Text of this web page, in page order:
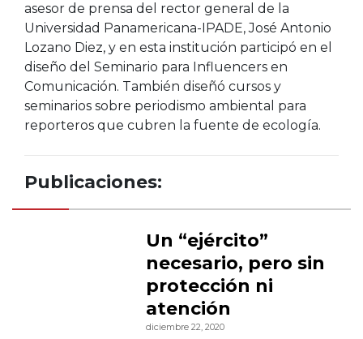
asesor de prensa del rector general de la
Universidad Panamericana-IPADE, José Antonio
Lozano Diez, y en esta institución participó en el
diseño del Seminario para Influencers en
Comunicación. También diseñó cursos y
seminarios sobre periodismo ambiental para
reporteros que cubren la fuente de ecología.
Publicaciones:
Un “ejército”
necesario, pero sin
protección ni
atención
diciembre 22, 2020